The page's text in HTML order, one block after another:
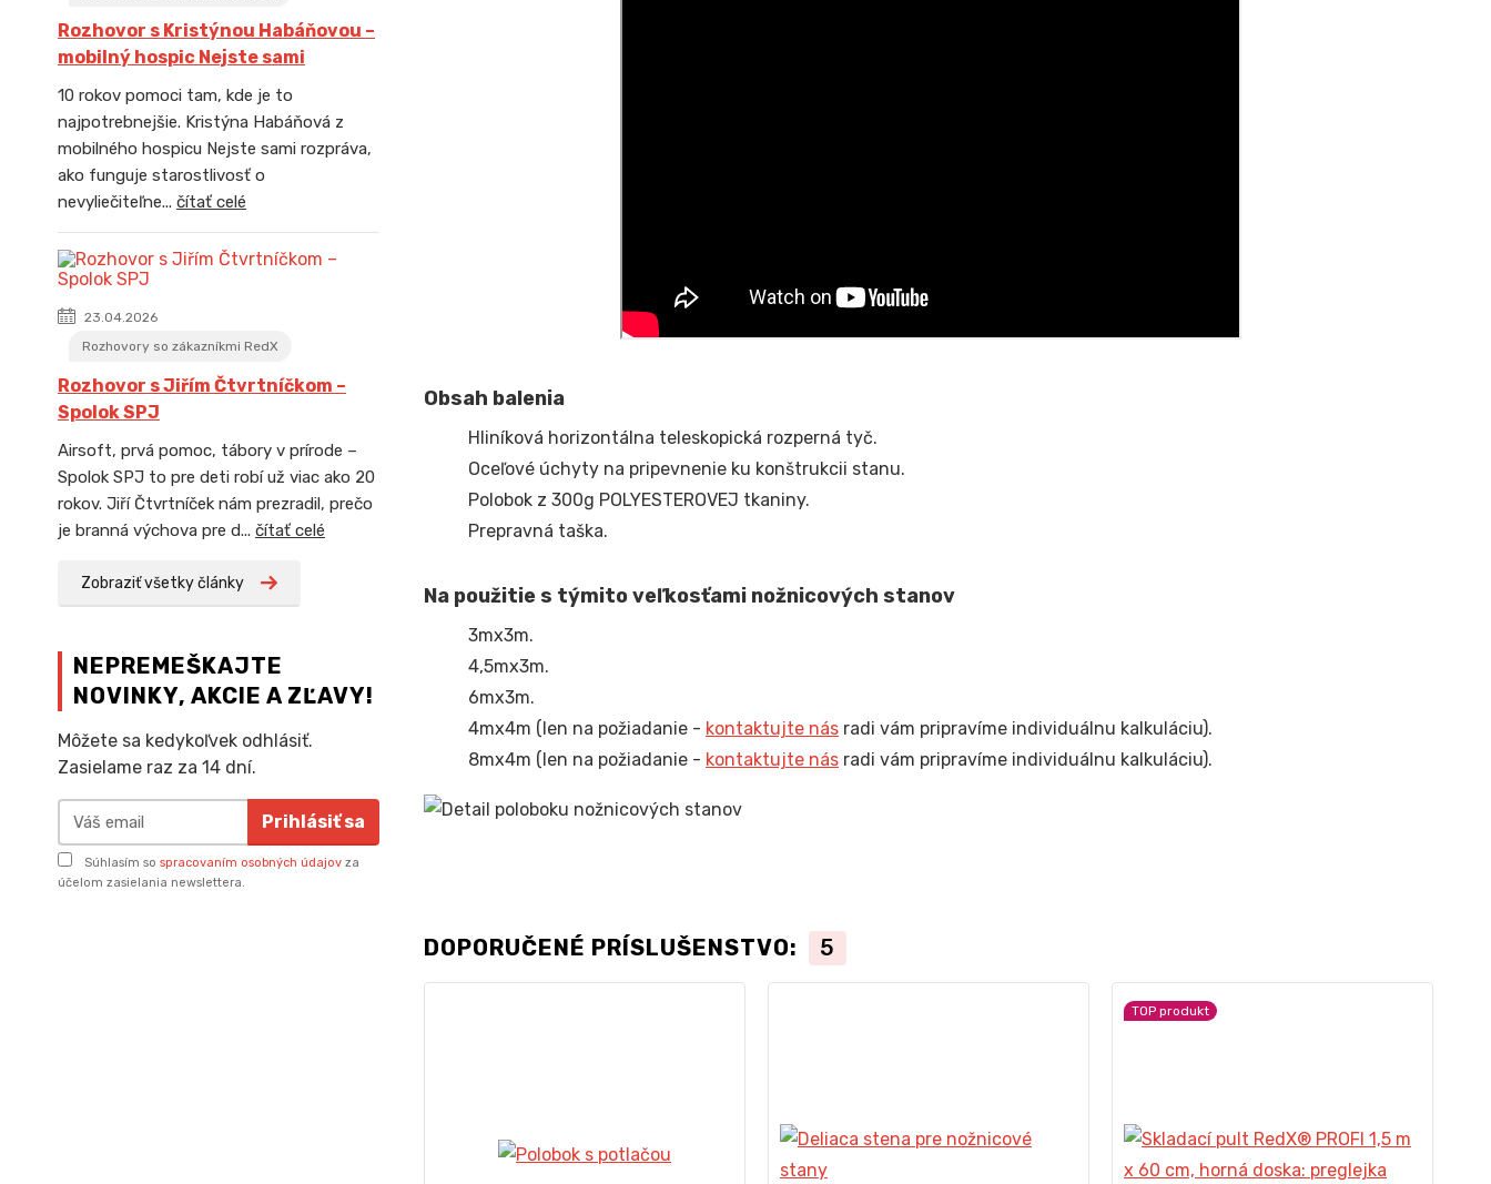
Rozhovor s Kristýnou Habáňovou –
mobilný hospic Nejste sami
10 rokov pomoci tam, kde je to
najpotrebnejšie. Kristýna Habáňová z
mobilného hospicu Nejste sami rozpráva,
ako funguje starostlivosť o
nevyliečiteľne... čítať celé
23.04.2026
Rozhovory so zákazníkmi RedX
Rozhovor s Jiřím Čtvrtníčkom –
Spolok SPJ
Airsoft, prvá pomoc, tábory v prírode –
Spolok SPJ to pre deti robí už viac ako 20
rokov. Jiří Čtvrtníček nám prezradil, prečo
je branná výchova pre d... čítať celé
Zobraziť všetky články
NEPREMEŠKAJTE
NOVINKY, AKCIE A ZĽAVY!
Môžete sa kedykoľvek odhlásiť.
Zasielame raz za 14 dní.
Prihlásiť sa
Súhlasím so spracovaním osobných údajov za
účelom zasielania newslettera.
Obsah balenia
Hliníková horizontálna teleskopická rozperná tyč.
Oceľové úchyty na pripevnenie ku konštrukcii stanu.
Polobok z 300g POLYESTEROVEJ tkaniny.
Prepravná taška.
Na použitie s týmito veľkosťami nožnicových stanov
3mx3m.
4,5mx3m.
6mx3m.
4mx4m (len na požiadanie - kontaktujte násradi vám pripravíme individuálnu kalkuláciu).
8mx4m (len na požiadanie - kontaktujte násradi vám pripravíme individuálnu kalkuláciu).
DOPORUČENÉ PRÍSLUŠENSTVO: 5
TOP produkt